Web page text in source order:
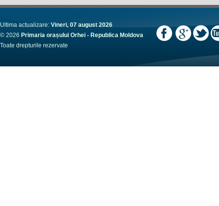
Ultima actualizare: Vineri, 07 august 2026
© 2026 Primaria orașului Orhei - Republica Moldova
Toate drepturile rezervate